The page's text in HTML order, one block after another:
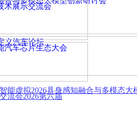
能虚拟2026具身感知融合与多模态大
流会2026第六届